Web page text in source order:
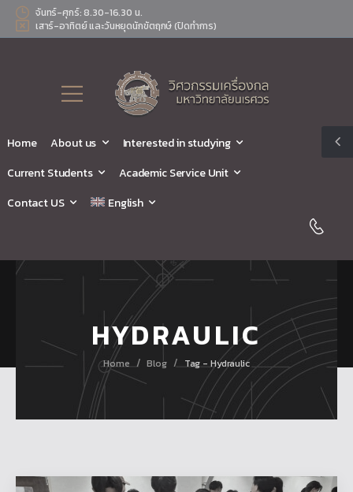
จันทร์-ศุกร์: 8.30-16.30 น.
เสาร์-อาทิตย์ และวันหยุดนักขัตฤกษ์ (ปิดทำการ)
Home About us
Interested in studying
Current Students
Academic Service Unit
Contact US
English
HYDRAULIC
Home / Blog / Tag - Hydraulic